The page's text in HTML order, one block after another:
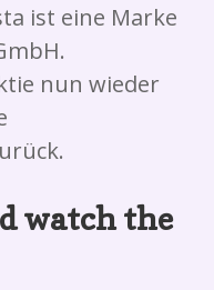
ist eine Marke
nun wieder
watch the